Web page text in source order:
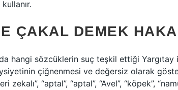
ÇAKAL DEMEK
hangi sözcüklerin suç teşkil ettiği
çiğnenmesi ve değersiz olarak
zekalı”, “aptal”, “aptal”, “Avel”, “köpek”,